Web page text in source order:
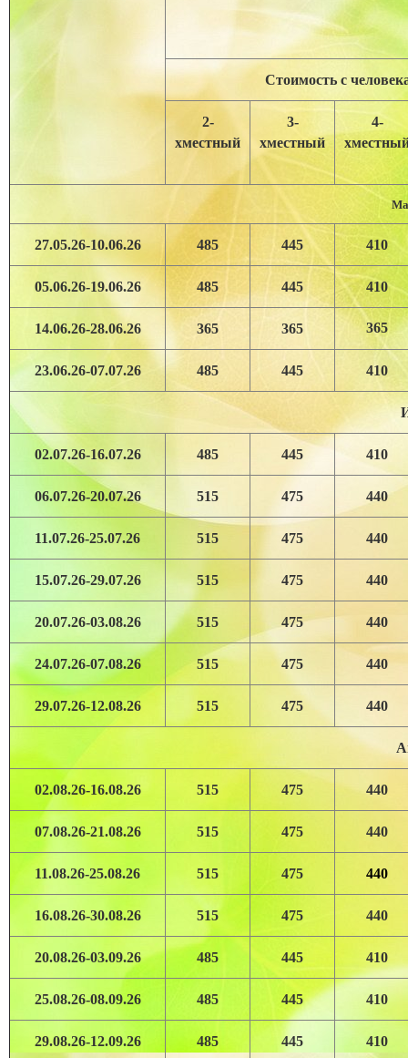
Стоимость с
2-
хместный
3-
хместный
4-
27.05.26-10.06.26 485 445 410
05.06.26-19.06.26 485 445 410
14.06.26-28.06.26 365 365 365
23.06.26-07.07.26 485 445 410
02.07.26-16.07.26 485 445 410
06.07.26-20.07.26 515 475 440
11.07.26-25.07.26 515 475 440
15.07.26-29.07.26 515 475 440
20.07.26-03.08.26 515 475 440
24.07.26-07.08.26 515 475 440
29.07.26-12.08.26 515 475 440
02.08.26-16.08.26 515 475 440
07.08.26-21.08.26 515 475 440
11.08.26-25.08.26 515 475 440
16.08.26-30.08.26 515 475 440
20.08.26-03.09.26 485 445 410
25.08.26-08.09.26 485 445 410
29.08.26-12.09.26 485 445 410